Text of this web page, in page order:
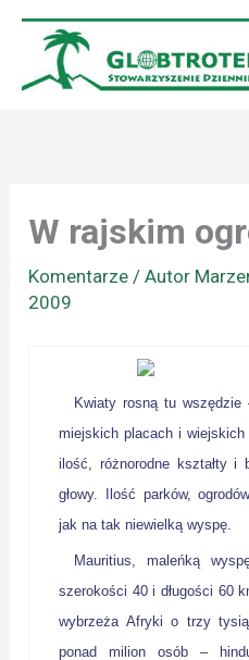
Przejdź
treści
W rajskim
Komentarze / Autor
2009
Kwiaty rosną tu wszędzie
miejskich placach i
ilość, różnorodne kształty i
głowy. Ilość parków,
jak na tak niewielką wyspę.
Mauritius, maleńką
szerokości 40 i długości 60
wybrzeża Afryki o trzy
ponad milion osób –